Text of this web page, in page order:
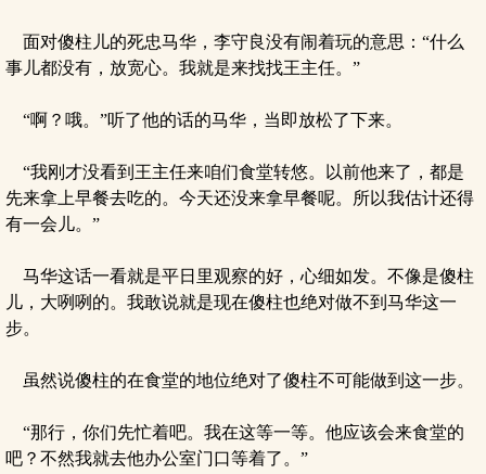
面对傻柱儿的死忠马华，李守良没有闹着玩的意思：“什么
事儿都没有，放宽心。我就是来找找王主任。”
“啊？哦。”听了他的话的马华，当即放松了下来。
“我刚才没看到王主任来咱们食堂转悠。以前他来了，都是
先来拿上早餐去吃的。今天还没来拿早餐呢。所以我估计还得
有一会儿。”
马华这话一看就是平日里观察的好，心细如发。不像是傻柱
儿，大咧咧的。我敢说就是现在傻柱也绝对做不到马华这一
步。
虽然说傻柱的在食堂的地位绝对了傻柱不可能做到这一步。
“那行，你们先忙着吧。我在这等一等。他应该会来食堂的
吧？不然我就去他办公室门口等着了。”